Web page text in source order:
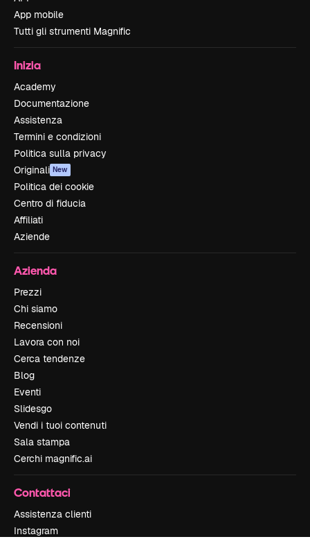
App mobile
Tutti gli strumenti Magnific
Inizia
Academy
Documentazione
Assistenza
Termini e condizioni
Politica sulla privacy
Originali New
Politica dei cookie
Centro di fiducia
Affiliati
Aziende
Azienda
Prezzi
Chi siamo
Recensioni
Lavora con noi
Cerca tendenze
Blog
Eventi
Slidesgo
Vendi i tuoi contenuti
Sala stampa
Cerchi magnific.ai
Contattaci
Assistenza clienti
Instagram